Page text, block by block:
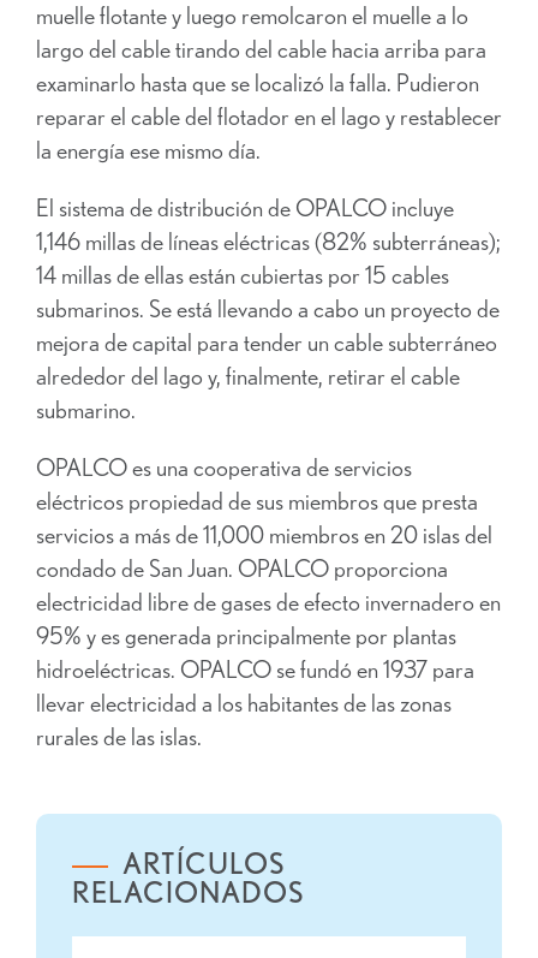
muelle flotante y luego remolcaron el muelle a lo
largo del cable tirando del cable hacia arriba para
examinarlo hasta que se localizó la falla. Pudieron
reparar el cable del flotador en el lago y restablecer
la energía ese mismo día.
El sistema de distribución de OPALCO incluye
1,146 millas de líneas eléctricas (82% subterráneas);
14 millas de ellas están cubiertas por 15 cables
submarinos. Se está llevando a cabo un proyecto de
mejora de capital para tender un cable subterráneo
alrededor del lago y, finalmente, retirar el cable
submarino.
OPALCO es una cooperativa de servicios
eléctricos propiedad de sus miembros que presta
servicios a más de 11,000 miembros en 20 islas del
condado de San Juan. OPALCO proporciona
electricidad libre de gases de efecto invernadero en
95% y es generada principalmente por plantas
hidroeléctricas. OPALCO se fundó en 1937 para
llevar electricidad a los habitantes de las zonas
rurales de las islas.
ARTÍCULOS
RELACIONADOS